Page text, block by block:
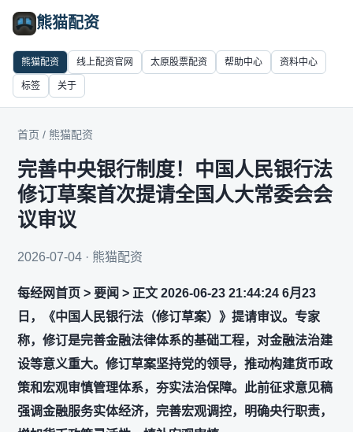
熊猫配资
熊猫配资 线上配资官网 太原股票配资 帮助中心 资料中心
标签 关于
首页 / 熊猫配资
完善中央银行制度！中国人民银行法
修订草案首次提请全国人大常委会会
议审议
2026-07-04 · 熊猫配资
每经网首页 > 要闻 > 正文 2026-06-23 21:44:24 6月23
日，《中国人民银行法（修订草案）》提请审议。专家
称，修订是完善金融法律体系的基础工程，对金融法治建
设等意义重大。修订草案坚持党的领导，推动构建货币政
策和宏观审慎管理体系，夯实法治保障。此前征求意见稿
强调金融服务实体经济，完善宏观调控，明确央行职责，